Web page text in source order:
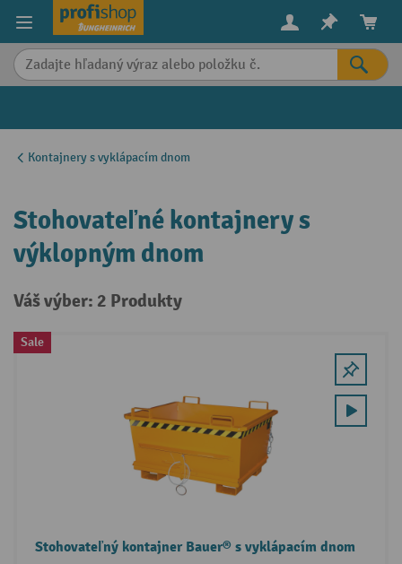
content
Kontajnery s vyklápacím dnom
Stohovateľné kontajnery s
výklopným dnom
Váš výber: 2 Produkty
Sale
Stohovateľný kontajner Bauer® s vyklápacím dnom